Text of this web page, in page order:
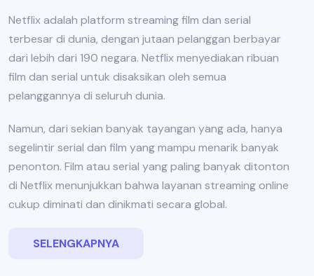
Netflix adalah platform streaming film dan serial
terbesar di dunia, dengan jutaan pelanggan berbayar
dari lebih dari 190 negara. Netflix menyediakan ribuan
film dan serial untuk disaksikan oleh semua
pelanggannya di seluruh dunia.
Namun, dari sekian banyak tayangan yang ada, hanya
segelintir serial dan film yang mampu menarik banyak
penonton. Film atau serial yang paling banyak ditonton
di Netflix menunjukkan bahwa layanan streaming online
cukup diminati dan dinikmati secara global.
SELENGKAPNYA